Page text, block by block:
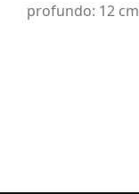
profundo: 12 cm